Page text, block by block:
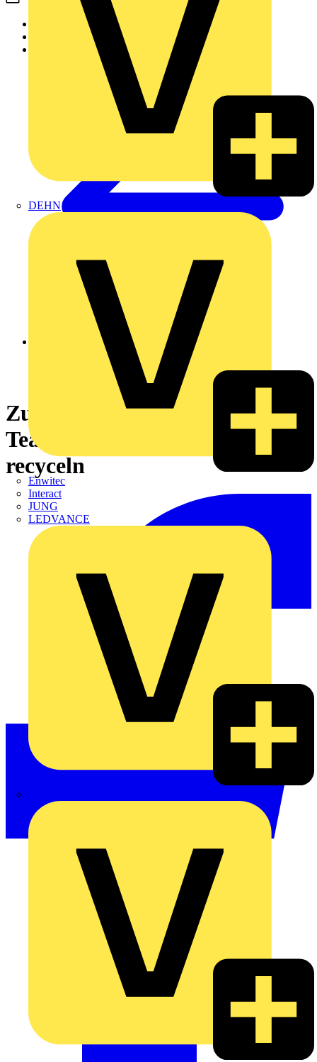
DEHN
Enwitec
Interact
JUNG
LEDVANCE
Zurück zu Nachrichten
Zur Fussball-WM 2026:
Teamgeist zeigen, Licht
recyceln